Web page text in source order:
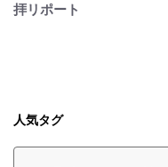
拝リポート
人気タグ